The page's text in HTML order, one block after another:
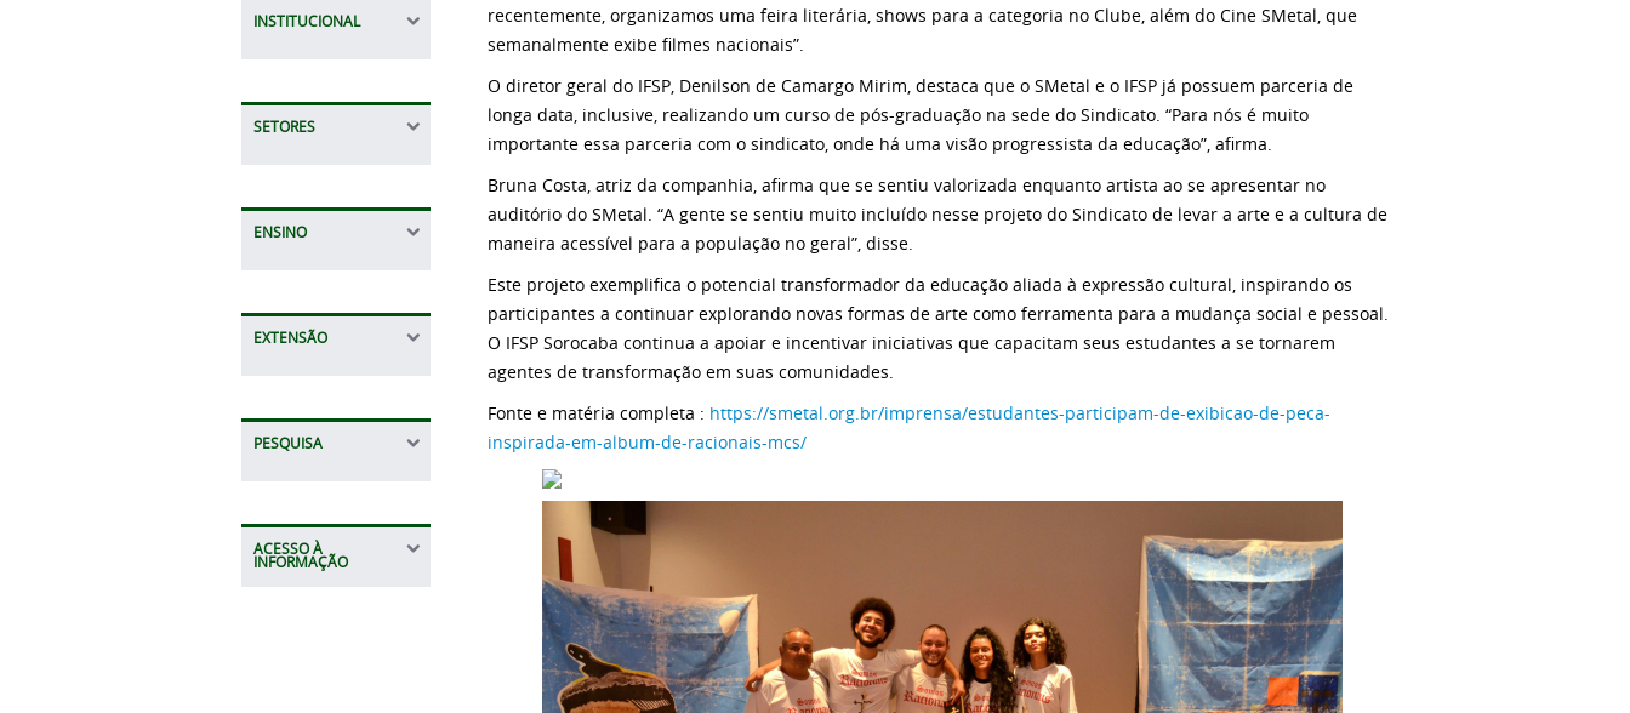
INSTITUCIONAL
SETORES
ENSINO
EXTENSÃO
PESQUISA
ACESSO À
INFORMAÇÃO
recentemente, organizamos uma feira literária, shows para a categoria no Clube, além do Cine SMetal, que
semanalmente exibe filmes nacionais”.
O diretor geral do IFSP, Denilson de Camargo Mirim, destaca que o SMetal e o IFSP já possuem parceria de
longa data, inclusive, realizando um curso de pós-graduação na sede do Sindicato. “Para nós é muito
importante essa parceria com o sindicato, onde há uma visão progressista da educação”, afirma.
Bruna Costa, atriz da companhia, afirma que se sentiu valorizada enquanto artista ao se apresentar no
auditório do SMetal. “A gente se sentiu muito incluído nesse projeto do Sindicato de levar a arte e a cultura de
maneira acessível para a população no geral”, disse.
Este projeto exemplifica o potencial transformador da educação aliada à expressão cultural, inspirando os
participantes a continuar explorando novas formas de arte como ferramenta para a mudança social e pessoal.
O IFSP Sorocaba continua a apoiar e incentivar iniciativas que capacitam seus estudantes a se tornarem
agentes de transformação em suas comunidades.
Fonte e matéria completa : https://smetal.org.br/imprensa/estudantes-participam-de-exibicao-de-peca-
inspirada-em-album-de-racionais-mcs/